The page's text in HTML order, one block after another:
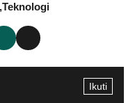
Teknologi
Ikuti